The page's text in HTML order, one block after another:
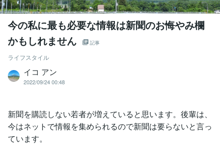
今の私に最も必要な情報は新聞のお悔やみ欄
かもしれません
記事
ライフスタイル
イコ アン
2022/09/24 00:48
新聞を購読しない若者が増えていると思います。後輩は、
今はネットで情報を集められるので新聞は要らないと言っ
ています。